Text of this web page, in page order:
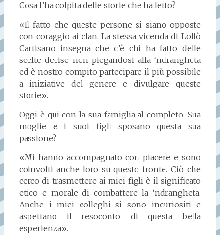
Cosa l’ha colpita delle storie che ha letto?
«Il fatto che queste persone si siano opposte
con coraggio ai clan. La stessa vicenda di Lollò
Cartisano insegna che c’è chi ha fatto delle
scelte decise non piegandosi alla ‘ndrangheta
ed è nostro compito partecipare il più possibile
a iniziative del genere e divulgare queste
storie».
Oggi è qui con la sua famiglia al completo. Sua
moglie e i suoi figli sposano questa sua
passione?
«Mi hanno accompagnato con piacere e sono
coinvolti anche loro su questo fronte. Ciò che
cerco di trasmettere ai miei figli è il significato
etico e morale di combattere la ‘ndrangheta.
Anche i miei colleghi si sono incuriositi e
aspettano il resoconto di questa bella
esperienza».